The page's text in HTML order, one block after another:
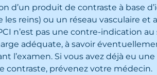
d’un produit de contraste à base
reins) ou un réseau vasculaire et
n’est pas une contre-indication
adéquate, à savoir
l’examen. Si vous avez déjà eu
contraste, prévenez votre médecin.